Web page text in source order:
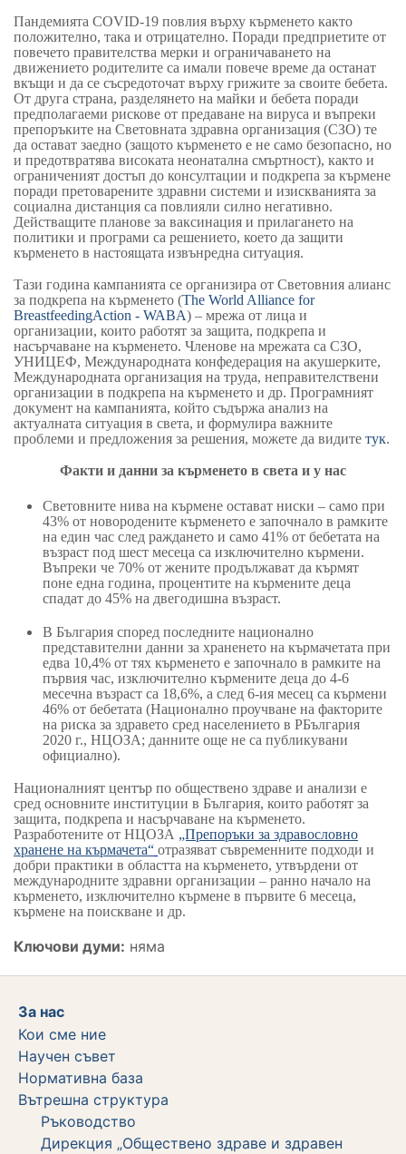
Пандемията COVID-19 повлия върху кърменето както
положително, така и отрицателно. Поради предприетите от
повечето правителства мерки и ограничаването на
движението родителите са имали повече време да останат
вкъщи и да се съсредоточат върху грижите за своите бебета.
От друга страна, разделянето на майки и бебета поради
предполагаеми рискове от предаване на вируса и въпреки
препоръките на Световната здравна организация (СЗО) те
да остават заедно (защото кърменето е не само безопасно, но
и предотвратява високата неонатална смъртност), както и
ограниченият достъп до консултации и подкрепа за кърмене
поради претоварените здравни системи и изискванията за
социална дистанция са повлияли силно негативно.
Действащите планове за ваксинация и прилагането на
политики и програми са решението, което да защити
кърменето в настоящата извънредна ситуация.
Тази година кампанията се организира от Световния алианс
за подкрепа на кърменето (The World Alliance for
BreastfeedingAction - WABA) – мрежа от лица и
организации, които работят за защита, подкрепа и
насърчаване на кърменето. Членове на мрежата са СЗО,
УНИЦЕФ, Международната конфедерация на акушерките,
Международната организация на труда, неправителствени
организации в подкрепа на кърменето и др. Програмният
документ на кампанията, който съдържа анализ на
актуалната ситуация в света, и формулира важните
проблеми и предложения за решения, можете да видите тук.
Факти и данниза кърменето в света и у нас
Световните нива на кърмене остават ниски – само при
43% от новородените кърменето е започнало в рамките
на един час след раждането и само 41% от бебетата на
възраст под шест месеца са изключително кърмени.
Въпреки че 70% от жените продължават да кърмят
поне една година, процентите на кърмените деца
спадат до 45% на двегодишна възраст.
В България според последните национално
представителни данни за храненето на кърмачетата при
едва 10,4% от тях кърменето е започнало в рамките на
първия час, изключително кърмените деца до 4-6
месечна възраст са 18,6%, а след 6-ия месец са кърмени
46% от бебетата (Национално проучване на факторите
на риска за здравето сред населението в РБългария
2020 г., НЦОЗА; данните още не са публикувани
официално).
Националният център по обществено здраве и анализи е
сред основните институции в България, които работят за
защита, подкрепа и насърчаване на кърменето.
Разработените от НЦОЗА „Препоръки за здравословно
хранене на кърмачета“ отразяват съвременните подходи и
добри практики в областта на кърменето, утвърдени от
международните здравни организации – ранно начало на
кърменето, изключително кърмене в първите 6 месеца,
кърмене на поискване и др.
Ключови думи: няма
За нас
Кои сме ние
Научен съвет
Нормативна база
Вътрешна структура
Ръководство
Дирекция „Обществено здраве и здравен